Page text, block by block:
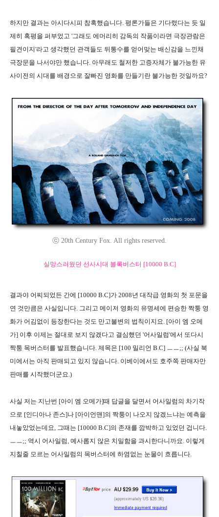
하지만 결과는 아시다시피 참혹했습니다. 평론가들은 기다렸다는 듯 일
제히 혹평을 퍼부었고 '그래도 에머리히 감독의 작품이라면 극장관람은
필견이지'라고 생각했던 관객들도 뒤통수를 얻어맞는 배신감을 느낀채
극장문을 나서야만 했습니다. 아무래도 철저한 고증자체가 불가능한 유
사이전의 시대를 배경으로 잘빠진 영화를 만들기란 불가능한 것일까요?
ⓒ 20th Century Fox. All rights reserved.
실망스러웠던 선사시대 블록버스터 [10000 B.C]
결과야 어찌되었든 간에 [10000 B.C]가 2008년 대작급 영화의 첫 포문을
연 것만큼은 사실입니다. 그리고 메이저 영화의 유명세에 편승한 짝퉁 영
화가 어김없이 등장한다는 것도 만고불변의 법칙이지요. [아이 엠 오메
가] 이후 이제는 절대로 보지 않겠다고 결심했던 '어사일럼'에서 또다시
짝퉁 목버스터를 발표했습니다. 제목은 [100 밀리언 B.C] ㅡㅡ;; (사실 북
미에서는 아직 판매되고 있지 않습니다. 이베이에서도 호주쪽 판매자만
판매를 시작했더군요.)
사실 저는 지난번 [아이 엠 오메가]때 답글을 달면서 어사일럼의 차기작
으로 [인디아나 존스]나 [아이언맨]의 짝퉁이 나오지 않겠느냐는 예측을
내놓았었는데요, 그때는 [10000 B.C]의 존재를 깜박하고 있었던 겁니다.
ㅡㅡ;; 역시 어사일럼, 예사롭지 않은 치밀함을 과시한다니까요. 이렇게
지칠줄 모르는 어사일럼의 목버스터에 하염없는 눈물이 흐릅니다.